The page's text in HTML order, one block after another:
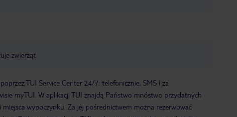
zwierząt
TUI Service Center 24/7: telefonicznie, SMS i za
myTUI. W aplikacji TUI znajdą Państwo mnóstwo przydatnych
wypoczynku. Za jej pośrednictwem można rezerwować